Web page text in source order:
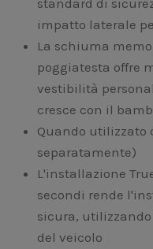
impatto laterale
La schiuma
poggiatesta offre
vestibilità
cresce con il
Quando utilizzato
separatamente)
L'installazione
secondi rende
sicura,
del veicolo